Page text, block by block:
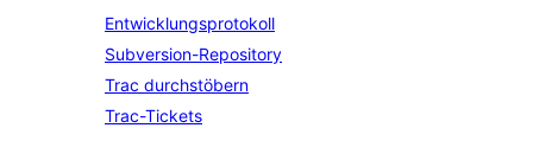
Entwicklungsprotokoll
Subversion-Repository
Trac durchstöbern
Trac-Tickets